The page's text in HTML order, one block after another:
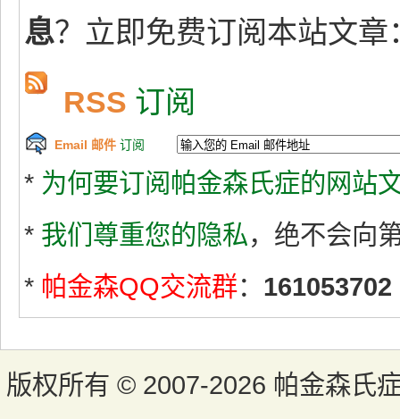
息？立即免费订阅本站文章
RSS 订阅
Email 邮件 订阅
* 为何要订阅帕金森氏症的网站
* 我们尊重您的隐私，绝不会向
* 帕金森QQ交流群： 161053702
版权所有 © 2007-2026 帕金森氏